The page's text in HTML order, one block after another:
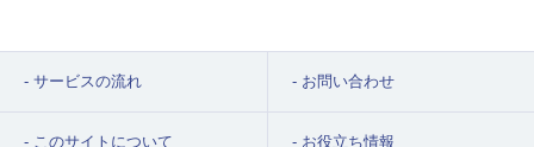
サービスの流れ お問い合わせ
このサイトについて お役立ち情報